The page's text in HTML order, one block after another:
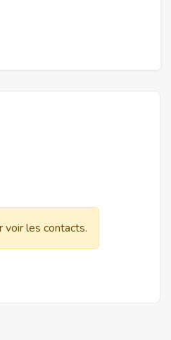
voir les contacts.